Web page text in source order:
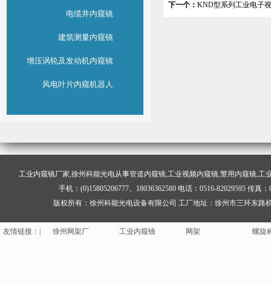
电缆井内窥镜
建筑测量内窥镜
增压涡轮及发动机内窥镜
风电叶片内窥机器人
下一个： KND型系列工业电子
工业内窥镜厂家,徐州科能光电从事管道内窥镜,工业视频内窥镜,警用内窥镜,
手机：(0)15805206777、18036362580 电话：0516-82029595 传真
版权所有：徐州科能光电设备有限公司 工厂地址：徐州市三环东
友情链接：|
铝板加工 花纹铝板 铝板生产厂家
校验
徐州网架厂
工业内窥镜 网架
螺旋